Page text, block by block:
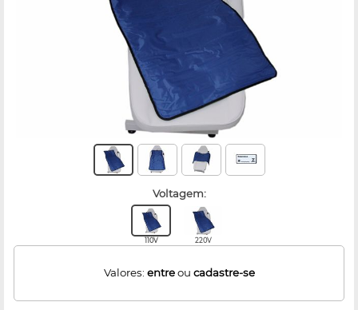
voltagem:
110V 220V
Valores: entreou cadastre-se